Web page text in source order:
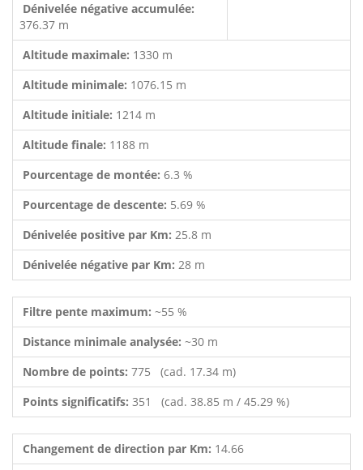
Dénivelée négative accumulée:
376.37 m
Altitude maximale: 1330 m
Altitude minimale: 1076.15 m
Altitude initiale: 1214 m
Altitude finale: 1188 m
Pourcentage de montée: 6.3 %
Pourcentage de descente: 5.69 %
Dénivelée positive par Km: 25.8 m
Dénivelée négative par Km: 28 m
Filtre pente maximum: ~55 %
Distance minimale analysée: ~30 m
Nombre de points: 775 (cad. 17.34 m)
Points significatifs: 351 (cad. 38.85 m / 45.29 %)
Changement de direction par Km: 14.66